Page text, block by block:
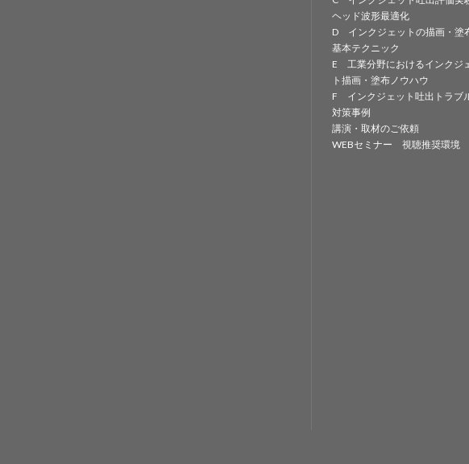
ヘッド波形最適化
D インクジェットの描画・塗
基本テクニック
E 工業分野におけるインクジ
ト描画・塗布ノウハウ
F インクジェット吐出トラブ
対策事例
講演・取材のご依頼
WEBセミナー 視聴推奨環境